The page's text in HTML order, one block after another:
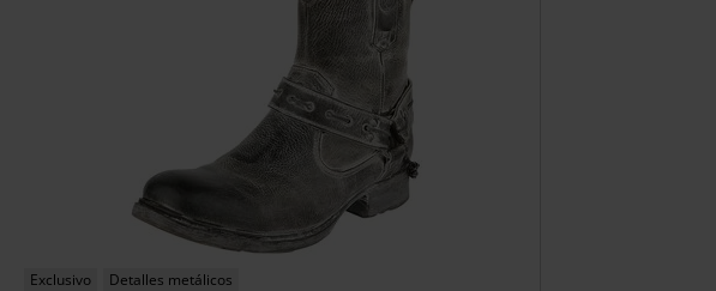
Exclusivo
Detalles metálicos